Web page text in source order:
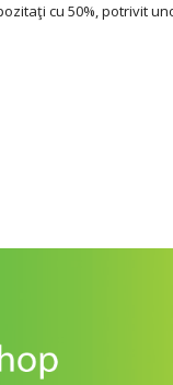
cu 50%, potrivit